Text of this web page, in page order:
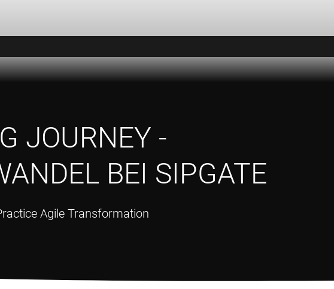
JOURNEY -
BEI SIPGATE
Agile Transformation